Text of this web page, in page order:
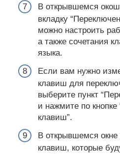
В открывшемся
вкладку
можно настроить
а также сочетания
языка.
Если вам нужно
клавиш для
выберите пункт
и нажмите по
клавиш”.
В открывшемся окне
клавиш, которые